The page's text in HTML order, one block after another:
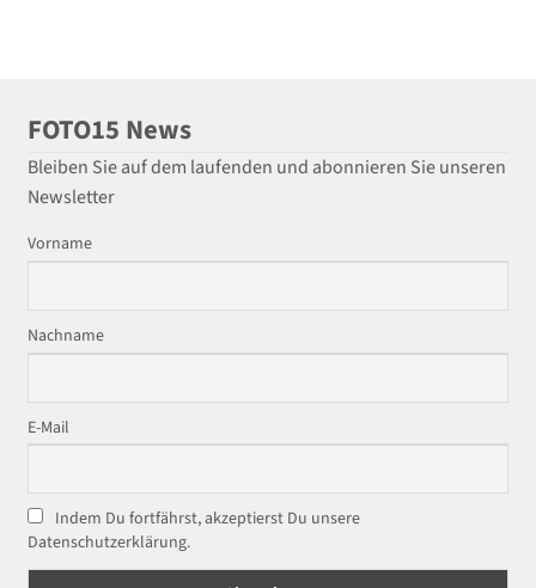
FOTO15 News
Bleiben Sie auf dem laufenden und abonnieren Sie unseren
Newsletter
Vorname
Nachname
E-Mail
Indem Du fortfährst, akzeptierst Du unsere
Datenschutzerklärung.